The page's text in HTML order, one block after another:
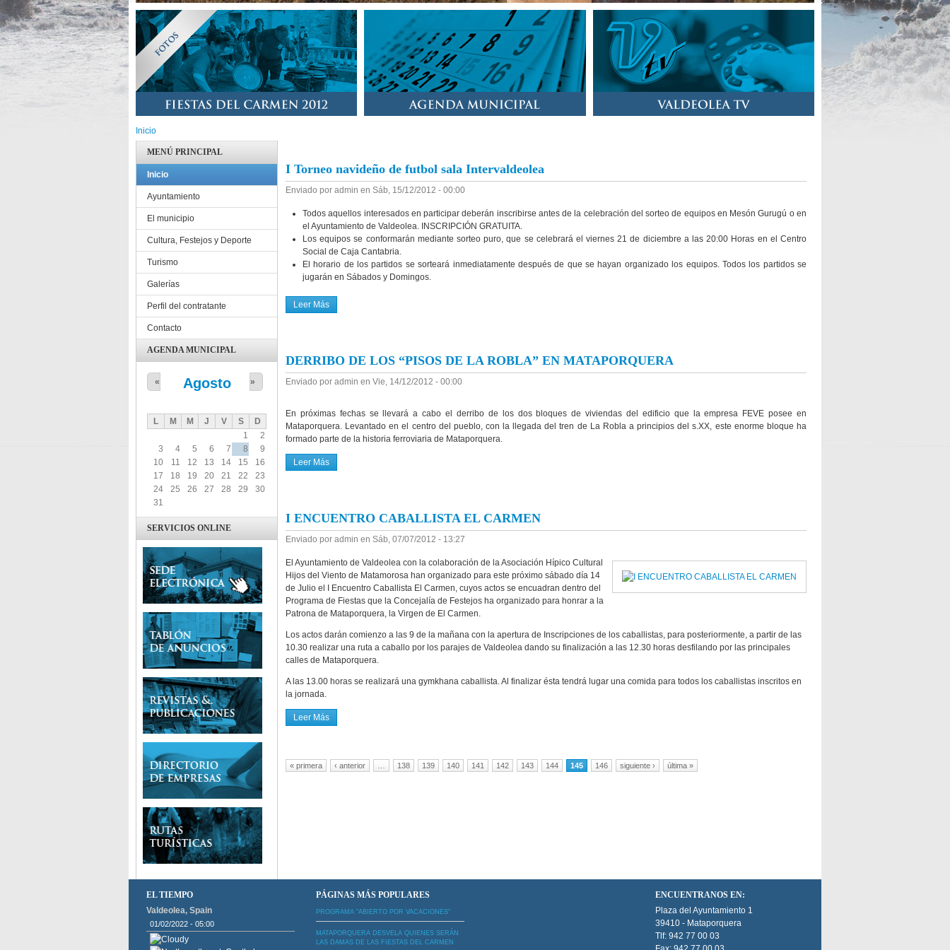
Inicio
I Torneo navideño de futbol sala Intervaldeolea
Enviado por admin en Sáb, 15/12/2012 - 00:00
Todos aquellos interesados en participar deberán inscribirse antes de la celebración del sorteo de equipos en Mesón Gurugú o en
el Ayuntamiento de Valdeolea. INSCRIPCIÓN GRATUITA.
Los equipos se conformarán mediante sorteo puro, que se celebrará el viernes 21 de diciembre a las 20:00 Horas en el Centro
Social de Caja Cantabria.
El horario de los partidos se sorteará inmediatamente después de que se hayan organizado los equipos. Todos los partidos se
jugarán en Sábados y Domingos.
Leer Más
DERRIBO DE LOS “PISOS DE LA ROBLA” EN MATAPORQUERA
Enviado por admin en Vie, 14/12/2012 - 00:00
En próximas fechas se llevará a cabo el derribo de los dos bloques de viviendas del edificio que la empresa FEVE posee en
Mataporquera. Levantado en el centro del pueblo, con la llegada del tren de La Robla a principios del s.XX, este enorme bloque ha
formado parte de la historia ferroviaria de Mataporquera.
Leer Más
I ENCUENTRO CABALLISTA EL CARMEN
Enviado por admin en Sáb, 07/07/2012 - 13:27
El Ayuntamiento de Valdeolea con la colaboración de la Asociación Hípico Cultural
Hijos del Viento de Matamorosa han organizado para este próximo sábado día 14
de Julio el I Encuentro Caballista El Carmen, cuyos actos se encuadran dentro del
Programa de Fiestas que la Concejalía de Festejos ha organizado para honrar a la
Patrona de Mataporquera, la Virgen de El Carmen.
Los actos darán comienzo a las 9 de la mañana con la apertura de Inscripciones de los caballistas, para posteriormente, a partir de las
10.30 realizar una ruta a caballo por los parajes de Valdeolea dando su finalización a las 12.30 horas desfilando por las principales
calles de Mataporquera.
A las 13.00 horas se realizará una gymkhana caballista. Al finalizar ésta tendrá lugar una comida para todos los caballistas inscritos en
la jornada.
Leer Más
Páginas
« primera ‹ anterior 138 139 140 141 142 143 144 145 146 siguiente › última »
MENÚ PRINCIPAL
Inicio
Ayuntamiento
El municipio
Cultura, Festejos y Deporte
Turismo
Galerías
Perfil del contratante
Contacto
AGENDA MUNICIPAL
Agosto
« »
L M M J V S
D
1
2
3
4 5 6 7 8
9
10
11 12 13 14 15
16
17
18 19 20 21 22
23
24
25 26 27 28 29
30
31
SERVICIOS ONLINE
EL TIEMPO
Valdeolea, Spain
01/02/2022 - 05:00
PÁGINAS MÁS POPULARES
PROGRAMA "ABIERTO POR VACACIONES"
MATAPORQUERA DESVELA QUIENES SERÁN
LAS DAMAS DE LAS FIESTAS DEL CARMEN
ENCUENTRANOS EN:
Plaza del Ayuntamiento 1
39410 - Mataporquera
Tlf: 942 77 00 03